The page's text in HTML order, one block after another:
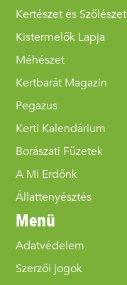
Kertészet és Szőlészet
Kistermelők Lapja
Méhészet
Kertbarát Magazin
Pegazus
Kerti Kalendárium
Borászati Füzetek
A Mi Erdőnk
Állattenyésztés
Menü
Adatvédelem
Szerzői jogok